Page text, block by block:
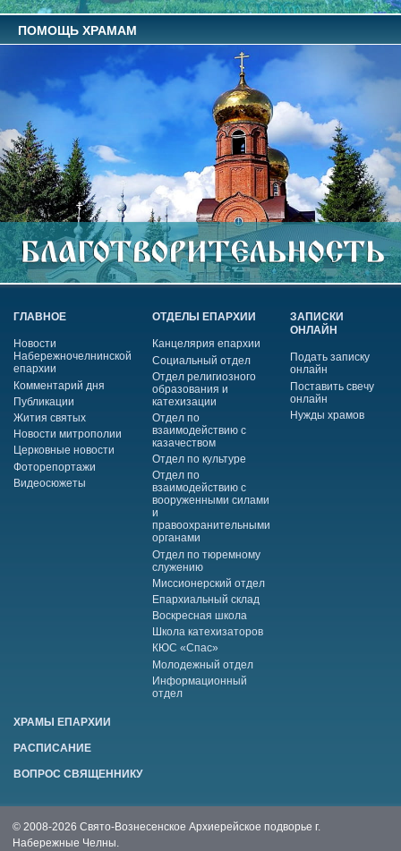
ПОМОЩЬ ХРАМАМ
ГЛАВНОЕ
Новости
Набережночелнинской
епархии
Комментарий дня
Публикации
Жития святых
Новости митрополии
Церковные новости
Фоторепортажи
Видеосюжеты
ОТДЕЛЫ ЕПАРХИИ
Канцелярия епархии
Социальный отдел
Отдел религиозного
образования и
катехизации
Отдел по
взаимодействию с
казачеством
Отдел по культуре
Отдел по
взаимодействию с
вооруженными силами
и
правоохранительными
органами
Отдел по тюремному
служению
Миссионерский отдел
Епархиальный склад
Воскресная школа
Школа катехизаторов
КЮС «Спас»
Молодежный отдел
Информационный
отдел
ЗАПИСКИ
ОНЛАЙН
Подать записку
онлайн
Поставить свечу
онлайн
Нужды храмов
ХРАМЫ ЕПАРХИИ
РАСПИСАНИЕ
ВОПРОС СВЯЩЕННИКУ
© 2008-2026 Свято-Вознесенское Архиерейское подворье г.
Набережные Челны.